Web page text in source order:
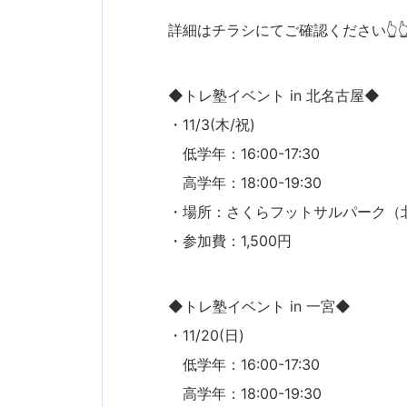
詳細はチラシにてご確認ください
◆トレ塾イベント in 北名古屋◆
・11/3(木/祝)
低学年：16:00-17:30
高学年：18:00-19:30
・場所：さくらフットサルパーク（
・参加費：1,500円
◆トレ塾イベント in 一宮◆
・11/20(日)
低学年：16:00-17:30
高学年：18:00-19:30